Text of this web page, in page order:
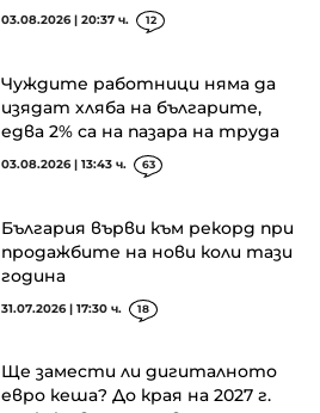
03.08.2026 | 20:37 ч. 12
Чуждите работници няма да
изядат хляба на българите,
едва 2% са на пазара на труда
03.08.2026 | 13:43 ч. 63
България върви към рекорд при
продажбите на нови коли тази
година
31.07.2026 | 17:30 ч. 18
Ще замести ли дигиталното
евро кеша? До края на 2027 г.